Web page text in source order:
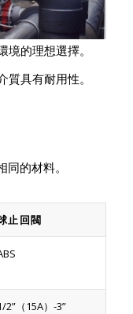
的理想選擇。
具有耐用性。
的材料。
止回閥
2”（15A）-3”